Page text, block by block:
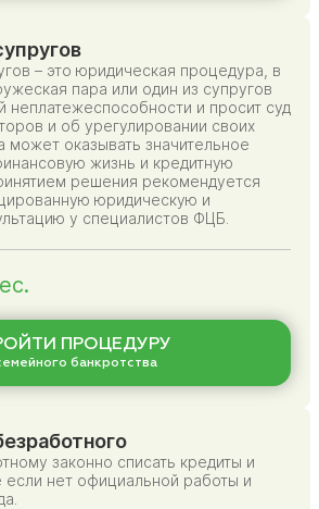
– это юридическая процедура, в
пара или один из супругов
неплатежеспособности и просит суд
и об урегулировании своих
может оказывать значительное
жизнь и кредитную
решения рекомендуется
юридическую и
у специалистов ФЦБ.
ПРОЦЕДУРУ
банкротства
законно списать кредиты и
нет официальной работы и